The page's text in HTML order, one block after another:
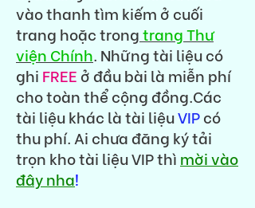
vào thanh tìm kiếm ở cuối
trang hoặc trongtrang Thư
viện Chính. Những tài liệu có
ghi FREE ở đầu bài là miễn phí
cho toàn thể cộng đồng.Các
tài liệu khác là tài liệuVIPcó
thu phí. Ai chưa đăng ký tải
trọn kho tài liệu VIP thì mời vào
đây nha!